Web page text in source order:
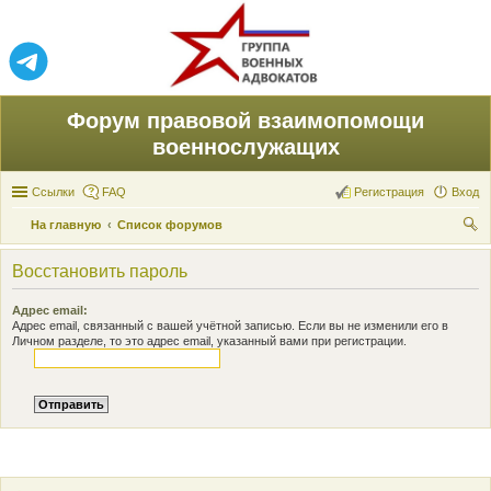
Форум правовой взаимопомощи
военнослужащих
Ссылки FAQ Вход
Регистрация
На главную
Список форумов
ои
Восстановить пароль
Адрес email:
Адрес email, связанный с вашей учётной записью. Если вы не изменили его в
Личном разделе, то это адрес email, указанный вами при регистрации.